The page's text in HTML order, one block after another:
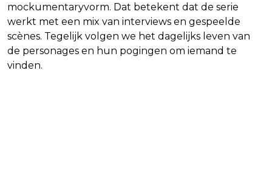
mockumentaryvorm. Dat betekent dat de serie
werkt met een mix van interviews en gespeelde
scènes. Tegelijk volgen we het dagelijks leven van
de personages en hun pogingen om iemand te
vinden.